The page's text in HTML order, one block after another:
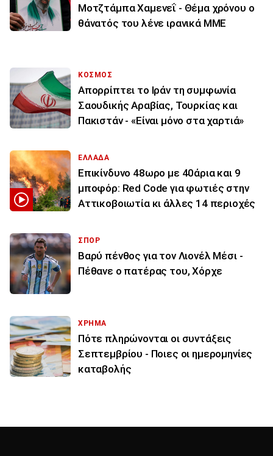
Μοτζτάμπα Χαμενεΐ - Θέμα χρόνου ο
θάνατός του λένε ιρανικά ΜΜΕ
ΚΟΣΜΟΣ
Απορρίπτει το Ιράν τη συμφωνία
Σαουδικής Αραβίας, Τουρκίας και
Πακιστάν - «Είναι μόνο στα χαρτιά»
ΕΛΛΑΔΑ
Επικίνδυνο 48ωρο με 40άρια και 9
μποφόρ: Red Code για φωτιές στην
Αττικοβοιωτία κι άλλες 14 περιοχές
ΣΠΟΡ
Βαρύ πένθος για τον Λιονέλ Μέσι -
Πέθανε ο πατέρας του, Χόρχε
ΧΡΗΜΑ
Πότε πληρώνονται οι συντάξεις
Σεπτεμβρίου - Ποιες οι ημερομηνίες
καταβολής